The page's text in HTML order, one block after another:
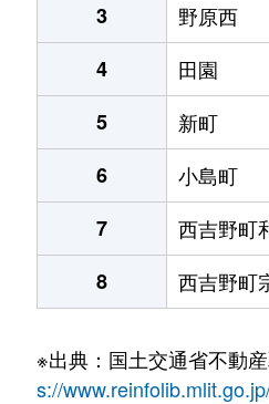
3
野原西
4
田園
5
新町
6
小島町
7
西吉野町
8
西吉野町
※出典：国土交通省不動
s://